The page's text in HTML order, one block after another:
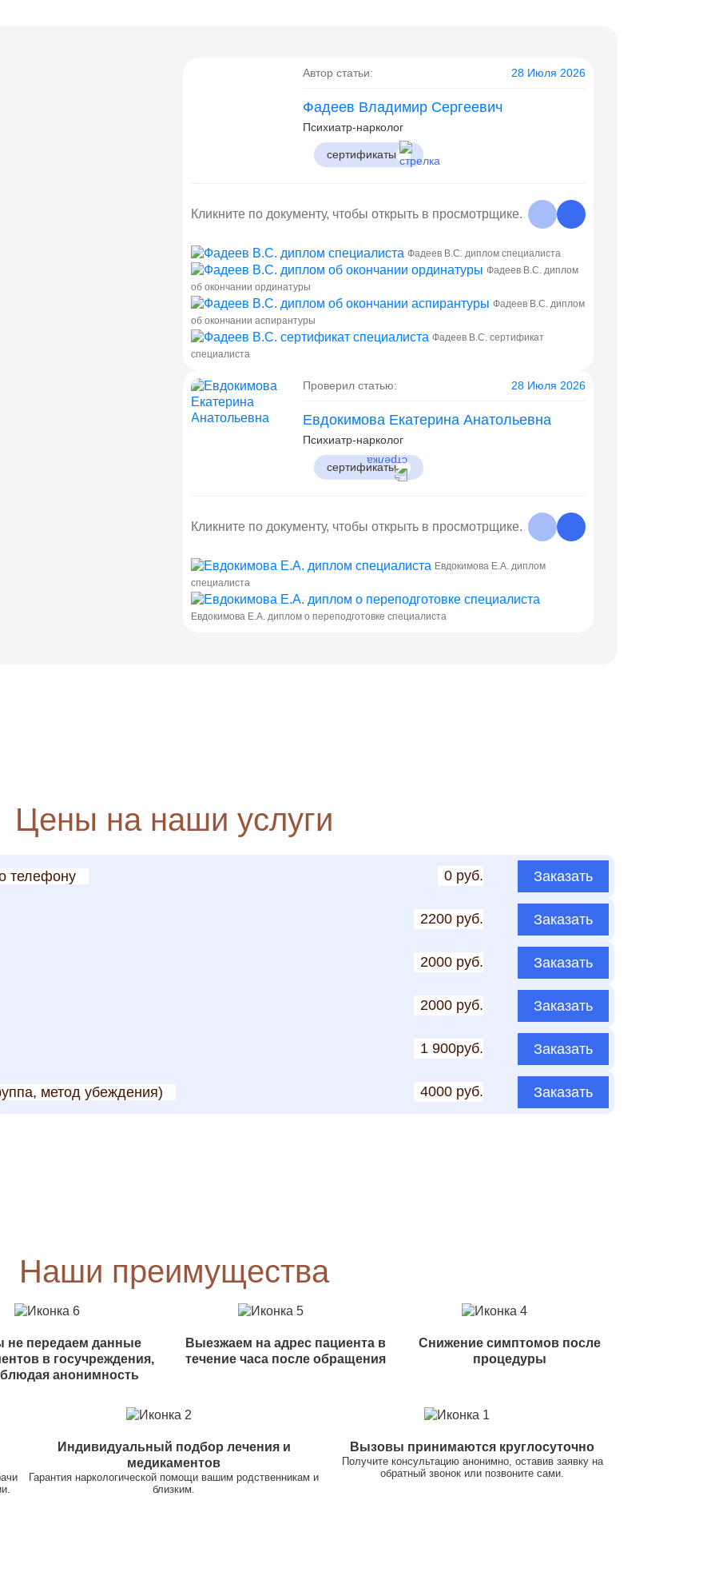
Автор статьи: 28 Июля 2026
Фадеев Владимир Сергеевич
Психиатр-нарколог
сертификаты
Кликните по документу, чтобы открыть в просмотрщике.
Фадеев В.С. диплом специалиста
Фадеев В.С. диплом
об окончании ординатуры
Фадеев В.С. диплом
об окончании аспирантуры
Фадеев В.С. сертификат
специалиста
Проверил статью: 28 Июля 2026
Евдокимова Екатерина Анатольевна
Психиатр-нарколог
сертификаты
Кликните по документу, чтобы открыть в просмотрщике.
Евдокимова Е.А. диплом
специалиста
Евдокимова Е.А. диплом о переподготовке специалиста
Цены на наши услуги
телефону 0 руб. Заказать
2200 руб. Заказать
2000 руб. Заказать
2000 руб. Заказать
1 900руб. Заказать
метод убеждения) 4000 руб. Заказать
Наши преимущества
не передаем данные
в госучреждения,
анонимность
Выезжаем на адрес пациента в
течение часа после обращения
Снижение симптомов после
процедуры
Индивидуальный подбор лечения и
медикаментов
Гарантия наркологической помощи вашим родственникам и
близким.
Вызовы принимаются круглосуточно
Получите консультацию анонимно, оставив заявку на
обратный звонок или позвоните сами.